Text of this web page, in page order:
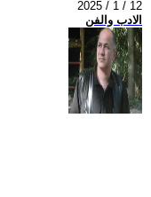
2025 / 1 / 12
الادب والفن